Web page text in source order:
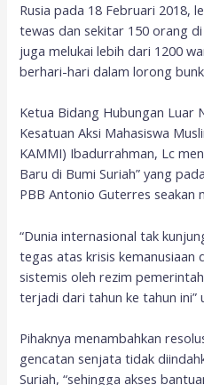
Rusia pada 18 Februari 2018,
tewas dan sekitar 150 orang
juga melukai lebih dari 1200
berhari-hari dalam lorong
Ketua Bidang Hubungan Luar
Kesatuan Aksi Mahasiswa
KAMMI) Ibadurrahman, Lc
Baru di Bumi Suriah” yang
PBB Antonio Guterres seakan
“Dunia internasional tak
tegas atas krisis kemanusiaan
sistemis oleh rezim
terjadi dari tahun ke tahun ini”
Pihaknya menambahkan
gencatan senjata tidak
Suriah, “sehingga akses